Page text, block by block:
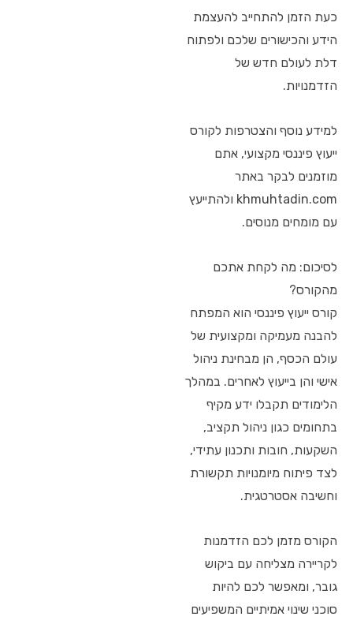
כעת הזמן להתחייב להעצמת
הידע והכישורים שלכם ולפתוח
דלת לעולם חדש של
הזדמנויות.
למידע נוסף והצטרפות לקורס
ייעוץ פיננסי מקצועי, אתם
מוזמנים לבקר באתר
khmuhtadin.com ולהתייעץ
עם מומחים מנוסים.
לסיכום: מה לקחת אתכם
מהקורס?
קורס ייעוץ פיננסי הוא המפתח
להבנה מעמיקה ומקצועית של
עולם הכסף, הן מבחינת ניהול
אישי והן בייעוץ לאחרים. במהלך
הלימודים תקבלו ידע מקיף
בתחומים כגון ניהול תקציב,
השקעות, חובות ותכנון עתידי,
לצד פיתוח מיומנויות תקשורת
וחשיבה אסטרטגית.
הקורס מזמן לכם הזדמנות
לקריירה מצליחה עם ביקוש
גובר, ומאפשר לכם להיות
סוכני שינוי אמיתיים המשפיעים